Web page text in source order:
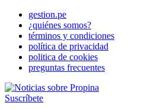
gestion.pe
¿quiénes somos?
términos y condiciones
política de privacidad
politica de cookies
preguntas frecuentes
Suscríbete